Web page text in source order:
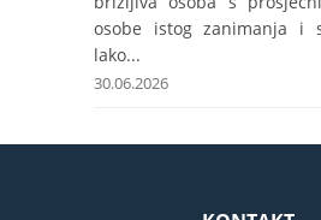
osobe istog zanimanja i
lako...
30.06.2026